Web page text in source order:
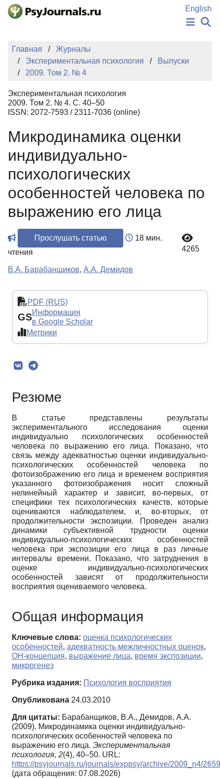
Перейти к основному содержанию
English
НОВОСТИ
КЛЮЧЕВЫЕ СЛОВА
Регистрация
Главная
Журналы
Экспериментальная психология
Выпуски
2009. Том 2. № 4
Экспериментальная психология
2009. Том 2. № 4. С. 40–50
ISSN: 2072-7593 / 2311-7036 (online)
Микродинамика оценки
индивидуально-
психологических
особенностей человека по
выражению его лица
Прослушать статью
18 мин.
чтения
4265
В.А. Барабанщиков, А.А. Демидов
PDF (RUS)
GSИнформация
в Google Scholar
Метрики
Резюме
В статье представлены результаты
экспериментального исследования оценки
индивидуально психологических особенностей
человека по выражению его лица. Показано, что
связь между адекватностью оценки индивидуально-
психологических особенностей человека по
фотоизображению его лица и временем восприятия
указанного фотоизображения носит сложный
нелинейный характер и зависит, во-первых, от
специфики тех психологических качеств, которые
оцениваются наблюдателем, и, во-вторых, от
продолжительности экспозиции. Проведен анализ
динамики субъективной трудности оценки
индивидуально-психологических особенностей
человека при экспозиции его лица в раз личные
интервалы времени. Показано, что затруднения в
оценке индивидуально-психологических
особенностей зависят от продолжительности
восприятия оцениваемого человека.
Общая информация
Ключевые слова: оценка психологических
особенностей, адекватность межличностных оценок,
ОН-концепция, выражение лица, время экспозиции,
микрогенез
Рубрика издания: Психология восприятия
Опубликована 24.03.2010
Для цитаты: Барабанщиков, В.А., Демидов, А.А.
(2009). Микродинамика оценки индивидуально-
психологических особенностей человека по
выражению его лица. Экспериментальная
психология, 2(4), 40–50. URL:
https://psyjournals.ru/journals/exppsy/archive/2009_n4/
(дата обращения: 07.08.2026)